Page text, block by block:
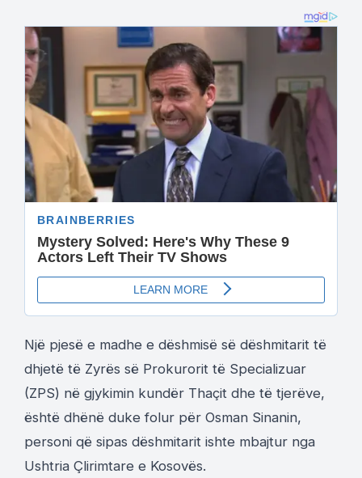
Një pjesë e madhe e dëshmisë së dëshmitarit të
dhjetë të Zyrës së Prokurorit të Specializuar
(ZPS) në gjykimin kundër Thaçit dhe të tjerëve,
është dhënë duke folur për Osman Sinanin,
personi që sipas dëshmitarit ishte mbajtur nga
Ushtria Çlirimtare e Kosovës.